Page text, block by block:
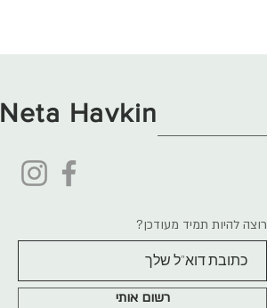
Neta Havkin
רוצה להיות תמיד מעודכן?
רשום אותי